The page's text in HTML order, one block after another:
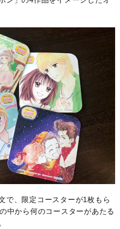
で、限定コースターが1枚もら
中から何のコースターがあたる